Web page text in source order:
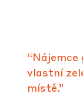
vlastní
místě.”